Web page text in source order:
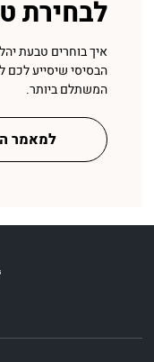
לבחירת
איך בוחרים טבעת
הבסיסי שיסייע לכם
המשתלם ביותר.
למאמר